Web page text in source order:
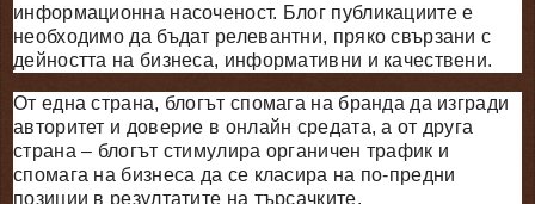
информационна насоченост. Блог публикациите е
необходимо да бъдат релевантни, пряко свързани с
дейността на бизнеса, информативни и качествени.
От една страна, блогът спомага на бранда да изгради
авторитет и доверие в онлайн средата, а от друга
страна – блогът стимулира органичен трафик и
спомага на бизнеса да се класира на по-предни
позиции в резултатите на търсачките.